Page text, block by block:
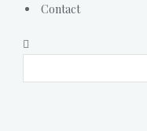
Contact